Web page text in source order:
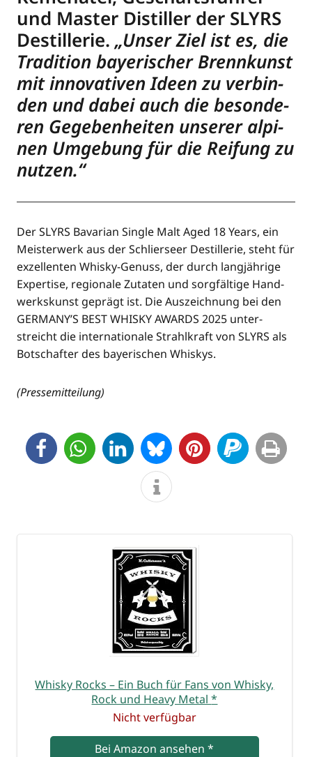
und Mas­ter Distil­ler der SLYRS
Destil­le­rie. „Unser Ziel ist es, die
Tra­di­ti­on baye­ri­scher Brenn­kunst
mit inno­va­ti­ven Ideen zu ver­bin­
den und dabei auch die beson­de­
ren Gege­ben­hei­ten unse­rer alpi­
nen Umge­bung für die Rei­fung zu
nutzen.“
Der SLYRS Bava­ri­an Sin­gle Malt Aged 18 Years, ein
Meis­ter­werk aus der Schlier­seer Destil­le­rie, steht für
exzel­len­ten Whis­ky-Genuss, der durch lang­jäh­ri­ge
Exper­ti­se, regio­na­le Zuta­ten und sorg­fäl­ti­ge Hand­
werks­kunst geprägt ist. Die Aus­zeich­nung bei den
GERMANY’S BEST WHISKY AWARDS 2025 unter­
streicht die inter­na­tio­na­le Strahl­kraft von SLYRS als
Bot­schaf­ter des baye­ri­schen Whiskys.
(Pres­se­mit­tei­lung)
Whis­ky Rocks – Ein Buch für Fans von Whis­ky,
Rock und Hea­vy Metal*
Nicht ver­füg­bar
Bei Ama­zon anse­hen*